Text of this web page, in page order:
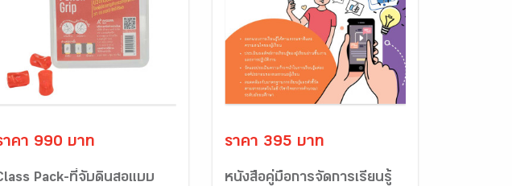
าคา 990 บาท
Pack-ที่จับดินสอแบบ
ราคา 395 บาท
หนังสือคู่มือการจัดการเรียนรู้